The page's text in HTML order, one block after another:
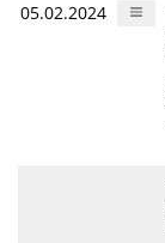
05.02.2024